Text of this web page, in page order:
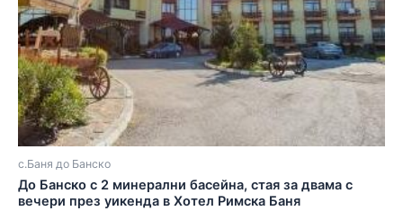
с.Баня до Банско
До Банско с 2 минерални басейна, стая за двама с
вечери през уикенда в Хотел Римска Баня